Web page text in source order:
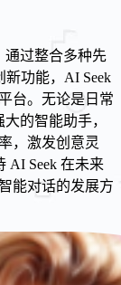
通过整合多种先
功能，AI Seek
台。无论是日常
的智能助手，
，激发创意灵
AI Seek 在未来
能对话的发展方